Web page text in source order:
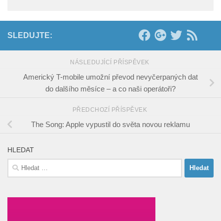
SLEDUJTE:
NÁSLEDUJÍCÍ PŘÍSPĚVEK
Americký T-mobile umožní převod nevyčerpaných dat
do dalšího měsíce – a co naši operátoři?
PŘEDCHOZÍ PŘÍSPĚVEK
The Song: Apple vypustil do světa novou reklamu
HLEDAT
Vyhledávání